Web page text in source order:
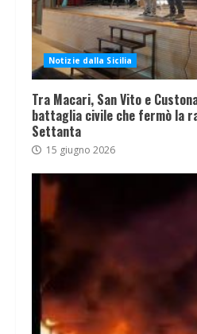
Notizie dalla Sicilia
Tra Macari, San Vito e
battaglia civile che fermò la
Settanta
15 giugno 2026